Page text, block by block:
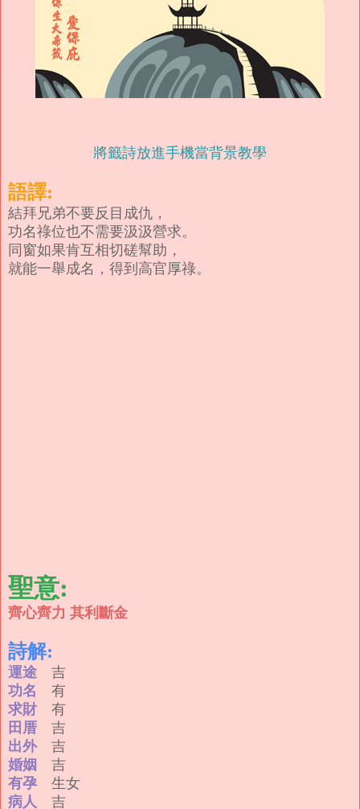
將籤詩放進手機當背景教學
語譯:
結拜兄弟不要反目成仇，
功名祿位也不需要汲汲營求。
同窗如果肯互相切磋幫助，
就能一舉成名，得到高官厚祿。
聖意:
齊心齊力 其利斷金
詩解:
運途 吉
功名 有
求財有
田厝 吉
出外吉
婚姻 吉
有孕 生女
病人 吉